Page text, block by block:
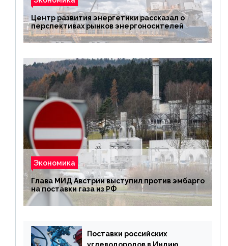
Центр развития энергетики рассказал о
перспективах рынков энергоносителей
Экономика
Глава МИД Австрии выступил против эмбарго
на поставки газа из РФ
Поставки российских
углеводородов в Индию